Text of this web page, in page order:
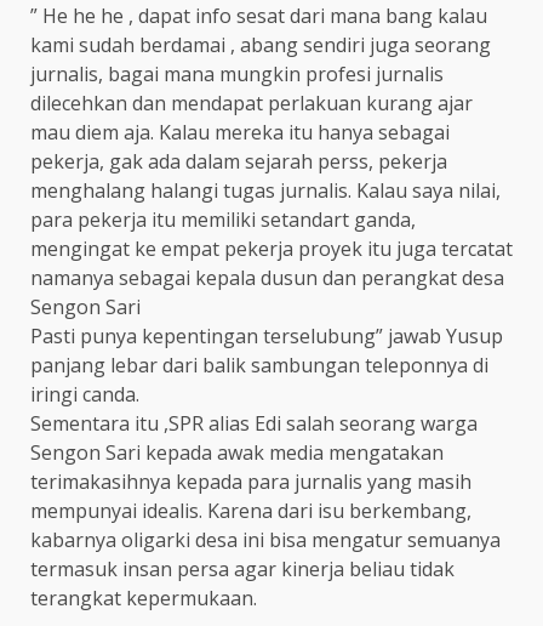
” He he he , dapat info sesat dari mana bang kalau
kami sudah berdamai , abang sendiri juga seorang
jurnalis, bagai mana mungkin profesi jurnalis
dilecehkan dan mendapat perlakuan kurang ajar
mau diem aja. Kalau mereka itu hanya sebagai
pekerja, gak ada dalam sejarah perss, pekerja
menghalang halangi tugas jurnalis. Kalau saya nilai,
para pekerja itu memiliki setandart ganda,
mengingat ke empat pekerja proyek itu juga tercatat
namanya sebagai kepala dusun dan perangkat desa
Sengon Sari
Pasti punya kepentingan terselubung” jawab Yusup
panjang lebar dari balik sambungan teleponnya di
iringi canda.
Sementara itu ,SPR alias Edi salah seorang warga
Sengon Sari kepada awak media mengatakan
terimakasihnya kepada para jurnalis yang masih
mempunyai idealis. Karena dari isu berkembang,
kabarnya oligarki desa ini bisa mengatur semuanya
termasuk insan persa agar kinerja beliau tidak
terangkat kepermukaan.